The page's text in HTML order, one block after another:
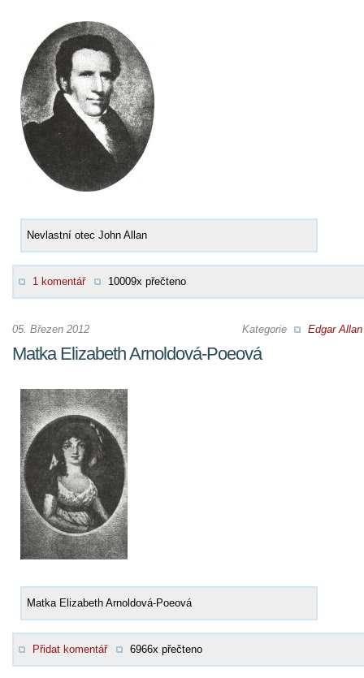
Nevlastní otec John Allan
1 komentář 10009x přečteno
Kategorie Edgar
05. Březen 2012
Matka Elizabeth Arnoldová-Poeová
Matka Elizabeth Arnoldová-Poeová
Přidat komentář 6966x přečteno